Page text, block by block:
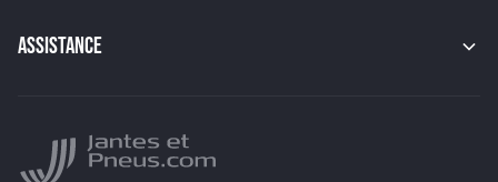
BBS
PIRELLI
HANKOOK
GOODYEAR
ASSISTANCE
Montage et démontage de vos pneus
Spécificités pour certains pneus